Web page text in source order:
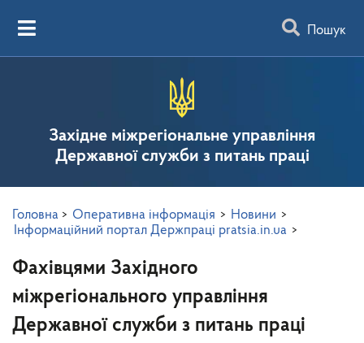
Пошук
Західне міжрегіональне управління
Державної служби з питань праці
Головна > Оперативна інформація > Новини >
Інформаційний портал Держпраці pratsia.in.ua >
Фахівцями Західного
міжрегіонального управління
Державної служби з питань праці